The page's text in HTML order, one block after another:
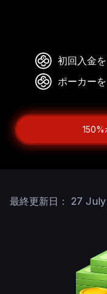
初回入金
ポーカー
150%
最終更新日： 27